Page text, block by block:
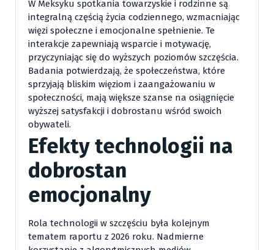
W Meksyku spotkania towarzyskie i rodzinne są
integralną częścią życia codziennego, wzmacniając
więzi społeczne i emocjonalne spełnienie. Te
interakcje zapewniają wsparcie i motywację,
przyczyniając się do wyższych poziomów szczęścia.
Badania potwierdzają, że społeczeństwa, które
sprzyjają bliskim więziom i zaangażowaniu w
społeczności, mają większe szanse na osiągnięcie
wyższej satysfakcji i dobrostanu wśród swoich
obywateli.
Efekty technologii na
dobrostan
emocjonalny
Rola technologii w szczęściu była kolejnym
tematem raportu z 2026 roku. Nadmierne